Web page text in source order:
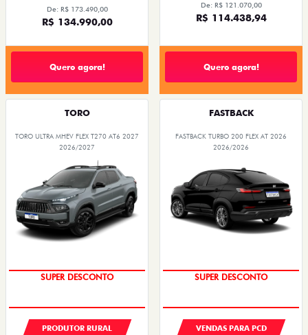
De: R$ 173.490,00
R$ 134.990,00
Quero agora!
De: R$ 121.070,00
R$ 114.438,94
Quero agora!
TORO
TORO ULTRA MHEV FLEX T270 AT6 2027
2026/2027
SUPER DESCONTO
PRODUTOR RURAL
FASTBACK
FASTBACK TURBO 200 FLEX AT 2026
2026/2026
SUPER DESCONTO
VENDAS PARA PCD